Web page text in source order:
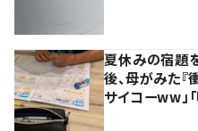
夏休みの宿題
後、母がみた
サイコーww」